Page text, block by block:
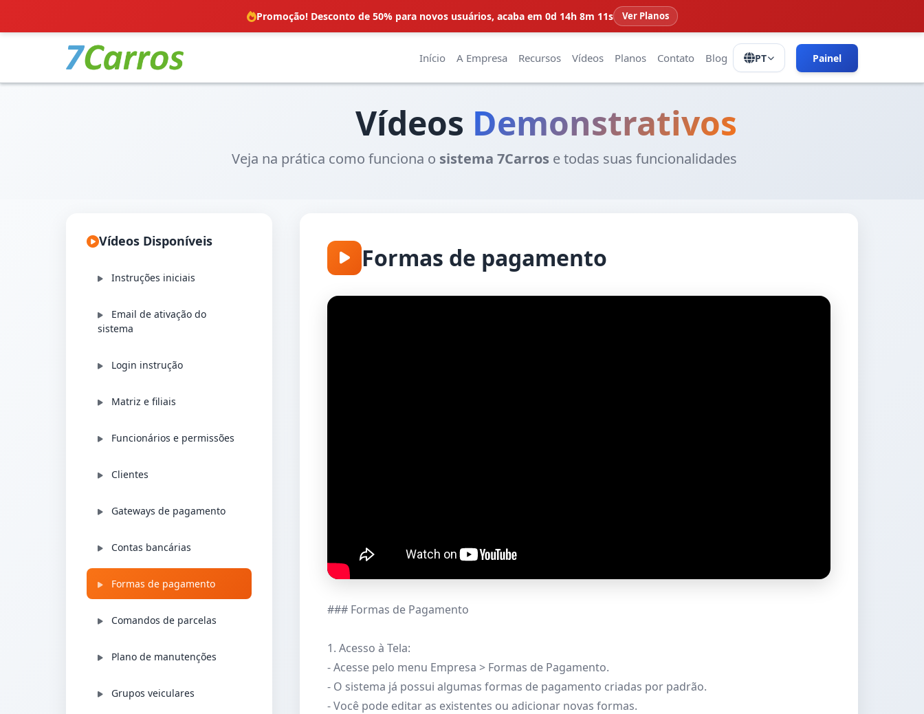
Promoção! Desconto de 50% para novos usuários, acaba em 0d 14h 8m 10s Ver Planos
Início A Empresa Recursos Vídeos Planos Contato Blog PT Painel
Vídeos Demonstrativos
Veja na prática como funciona o sistema 7Carros e todas suas funcionalidades
Vídeos Disponíveis
Instruções iniciais
Email de ativação do
sistema
Login instrução
Matriz e filiais
Funcionários e permissões
Clientes
Gateways de pagamento
Contas bancárias
Formas de pagamento
Comandos de parcelas
Plano de manutenções
Grupos veiculares
Formas de pagamento
### Formas de Pagamento
1. Acesso à Tela:
- Acesse pelo menu Empresa > Formas de Pagamento.
- O sistema já possui algumas formas de pagamento criadas por padrão.
- Você pode editar as existentes ou adicionar novas formas.